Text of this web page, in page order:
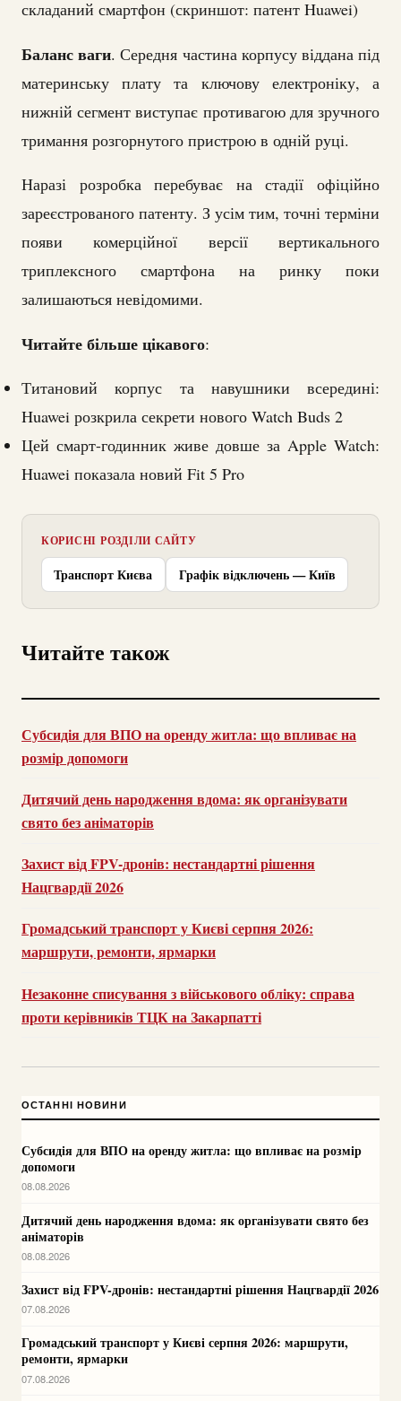
складаний смартфон (скриншот: патент Huawei)
Баланс ваги. Середня частина корпусу віддана під
материнську плату та ключову електроніку, а
нижній сегмент виступає противагою для зручного
тримання розгорнутого пристрою в одній руці.
Наразі розробка перебуває на стадії офіційно
зареєстрованого патенту. З усім тим, точні терміни
появи комерційної версії вертикального
триплексного смартфона на ринку поки
залишаються невідомими.
Читайте більше цікавого:
Титановий корпус та навушники всередині:
Huawei розкрила секрети нового Watch Buds 2
Цей смарт-годинник живе довше за Apple Watch:
Huawei показала новий Fit 5 Pro
КОРИСНІ РОЗДІЛИ САЙТУ
Транспорт Києва Графік відключень — Київ
Читайте також
Субсидія для ВПО на оренду житла: що впливає на
розмір допомоги
Дитячий день народження вдома: як організувати
свято без аніматорів
Захист від FPV-дронів: нестандартні рішення
Нацгвардії 2026
Громадський транспорт у Києві серпня 2026:
маршрути, ремонти, ярмарки
Незаконне списування з військового обліку: справа
проти керівників ТЦК на Закарпатті
ОСТАННІ НОВИНИ
Субсидія для ВПО на оренду житла: що впливає на розмір
допомоги
08.08.2026
Дитячий день народження вдома: як організувати свято без
аніматорів
08.08.2026
Захист від FPV-дронів: нестандартні рішення Нацгвардії 2026
07.08.2026
Громадський транспорт у Києві серпня 2026: маршрути,
ремонти, ярмарки
07.08.2026